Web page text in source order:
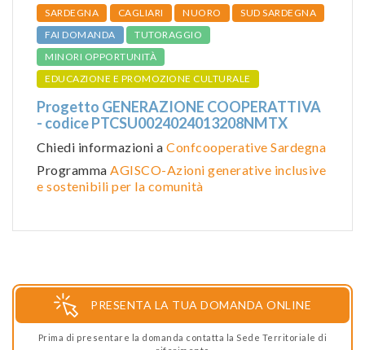
SARDEGNA CAGLIARI NUORO
SUD SARDEGNA
FAI DOMANDA
TUTORAGGIO
MINORI OPPORTUNITÀ
EDUCAZIONE E PROMOZIONE CULTURALE
Progetto GENERAZIONE COOPERATTIVA
- codice PTCSU0024024013208NMTX
Chiedi informazioni a Confcooperative Sardegna
Programma AGISCO-Azioni generative inclusive
e sostenibili per la comunità
PRESENTA LA TUA DOMANDA ONLINE
Prima di presentare la domanda contatta la Sede Territoriale di